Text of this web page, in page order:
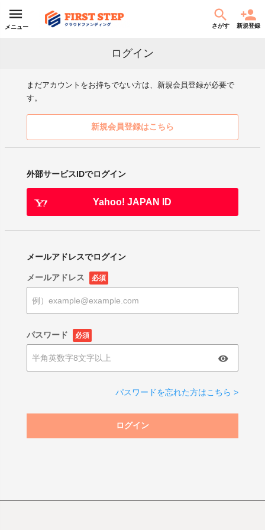
メニュー さがす 新規登録
ログイン
まだアカウントをお持ちでない方は、新規会員登録が必要で
す。
新規会員登録はこちら
外部サービスIDでログイン
Yahoo! JAPAN ID
メールアドレスでログイン
メールアドレス 必須
パスワード 必須
パスワードを忘れた方はこちら >
ログイン